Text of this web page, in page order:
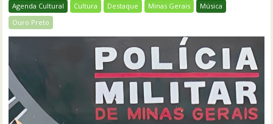
Agenda Cultural Cultura Destaque Minas Gerais
Música
Ouro Preto